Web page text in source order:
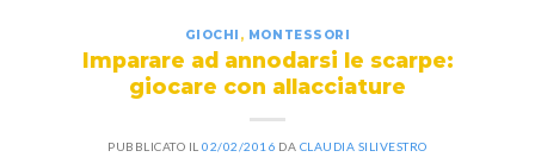
GIOCHI , MONTESSORI
Imparare ad annodarsi le scarpe:
giocare con allacciature
PUBBLICATO IL02/02/2016 DA CLAUDIA SILIVESTRO